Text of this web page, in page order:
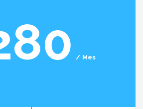
Mes